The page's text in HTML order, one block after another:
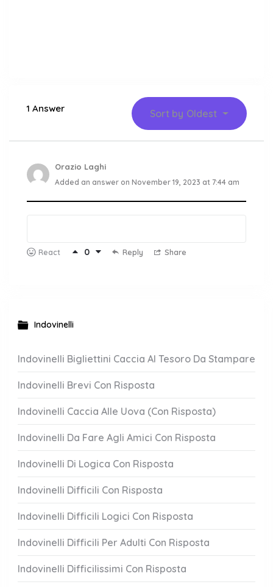
1 Answer Sort by Oldest
Orazio Laghi
Added an answer on November 19, 2023 at 7:44 am
React 0 Reply Share
Indovinelli
Indovinelli Bigliettini Caccia Al Tesoro Da Stampare
Indovinelli Brevi Con Risposta
Indovinelli Caccia Alle Uova (Con Risposta)
Indovinelli Da Fare Agli Amici Con Risposta
Indovinelli Di Logica Con Risposta
Indovinelli Difficili Con Risposta
Indovinelli Difficili Logici Con Risposta
Indovinelli Difficili Per Adulti Con Risposta
Indovinelli Difficilissimi Con Risposta